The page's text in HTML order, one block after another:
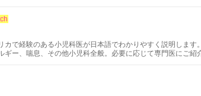
カで経験のある小児科医が日本語でわかりやすく説明します
ー、喘息、その他小児科全般。必要に応じて専門医にご紹